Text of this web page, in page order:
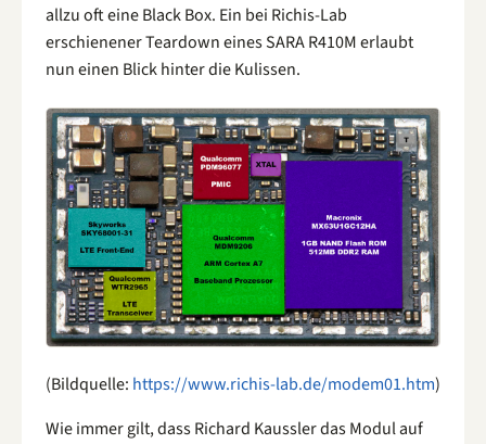
allzu oft eine Black Box. Ein bei Richis-Lab
erschienener Teardown eines SARA R410M erlaubt
nun einen Blick hinter die Kulissen.
(Bildquelle: https://www.richis-lab.de/modem01.htm)
Wie immer gilt, dass Richard Kaussler das Modul auf